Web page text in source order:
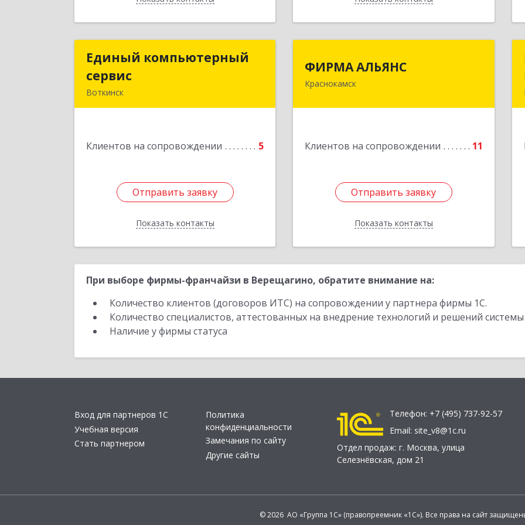
Единый компьютерный
сервис
Воткинск
Клиентов на сопровождении 5
Отправить заявку
Показать контакты
Единый компьютерный
Отправить заявку
Назад
ФИРМА АЛЬЯНС
Краснокамск
Клиентов на сопровождении 11
Отправить заявку
Показать контакты
Отправить заявку
Назад
При выборе фирмы-франчайзи в Верещагино, обратите внимание на:
Количество клиентов (договоров ИТС) на сопровождении у партнера фирмы 1С.
Количество специалистов, аттестованных на внедрение технологий и решений
Наличие у фирмы статуса
Вход для партнеров 1С
Учебная версия
Стать партнером
Политика
конфиденциальности
Замечания по сайту
Другие сайты
Телефон: +7 (495) 737-92-57
Email: site_v8@1c.ru
Отдел продаж: г. Москва, улица
Селезнёвская, дом 21
© 2026 АО «Группа 1С» (правопреемник «1С»). Все права на сайт